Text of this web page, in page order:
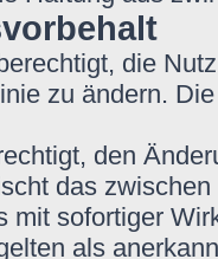
die
zu ändern.
den
das
mit sofortiger
als